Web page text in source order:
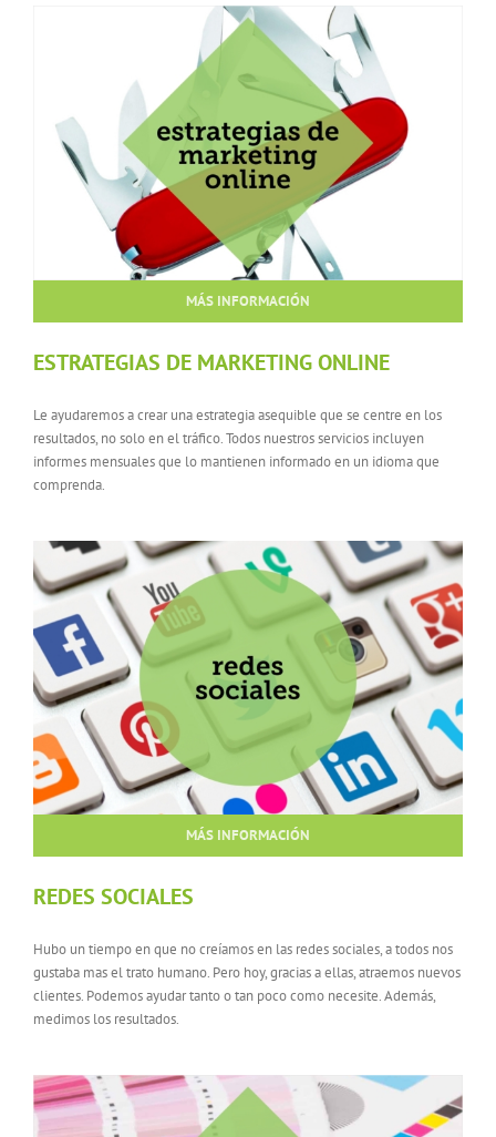
MÁS INFORMACIÓN
ESTRATEGIAS DE MARKETING ONLINE
Le ayudaremos a crear una estrategia asequible que se centre en los
resultados, no solo en el tráfico. Todos nuestros servicios incluyen
informes mensuales que lo mantienen informado en un idioma que
comprenda.
MÁS INFORMACIÓN
REDES SOCIALES
Hubo un tiempo en que no creíamos en las redes sociales, a todos nos
gustaba mas el trato humano. Pero hoy, gracias a ellas, atraemos nuevos
clientes. Podemos ayudar tanto o tan poco como necesite. Además,
medimos los resultados.